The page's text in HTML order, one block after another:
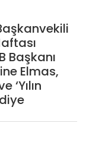
Başkanı
Elmas,
‘Yılın